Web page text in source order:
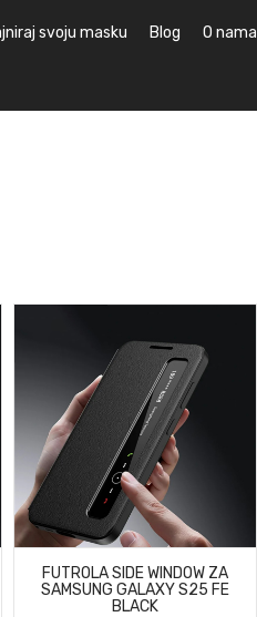
svoju masku Blog O nama
FUTROLA SIDE WINDOW ZA
SAMSUNG GALAXY S25 FE
BLACK